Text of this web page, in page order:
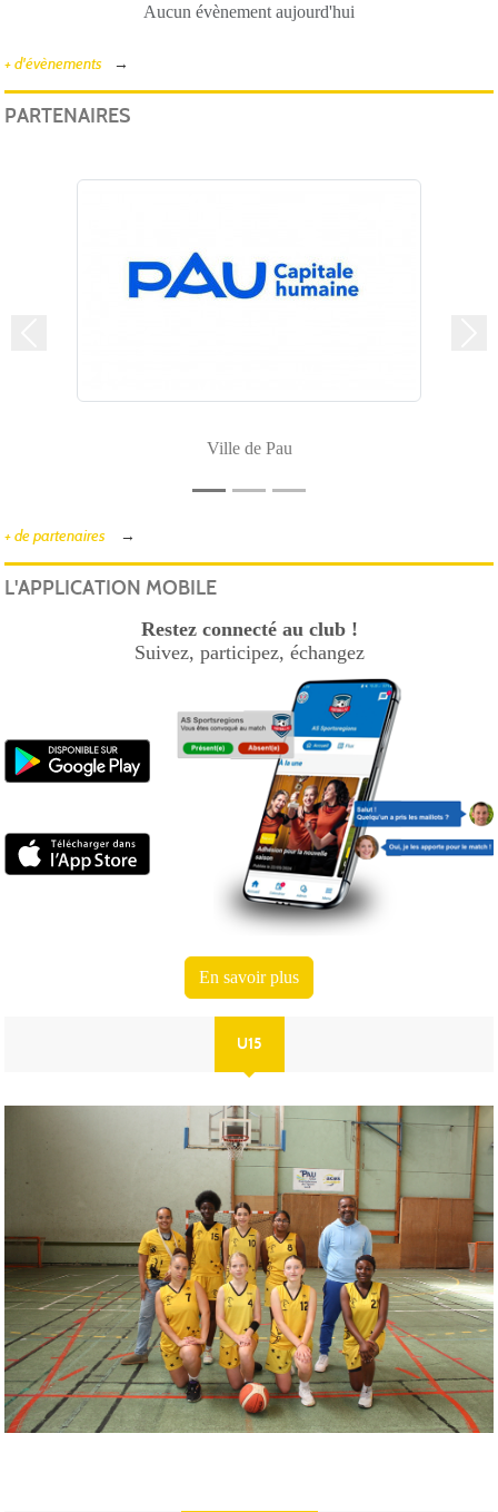
U15
Aucun évènement aujourd'hui
+ d'évènements
PARTENAIRES
Ville de Pau
+ de partenaires
L'APPLICATION MOBILE
Restez connecté au club !
Suivez, participez, échangez
En savoir plus